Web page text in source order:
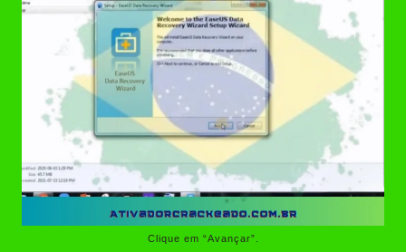
Clique em “Avançar”.